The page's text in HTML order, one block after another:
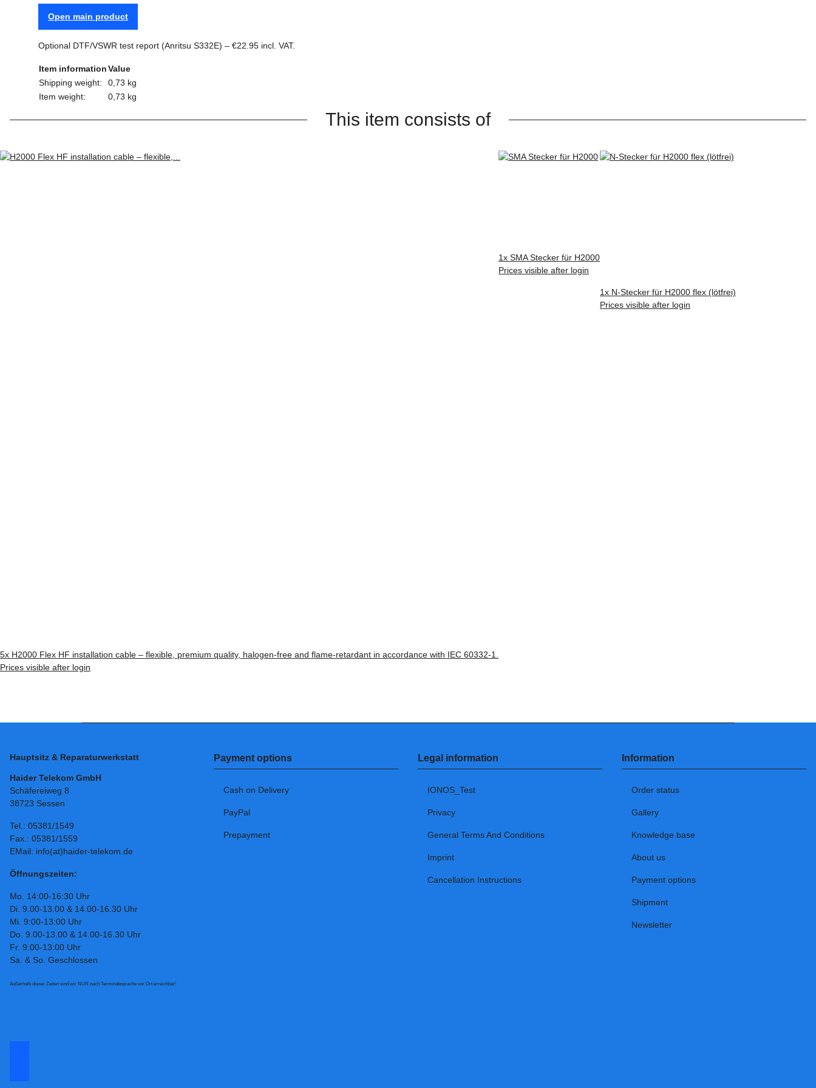
Open main product
Optional DTF/VSWR test report (Anritsu S332E) – €22.95 incl. VAT.
Item informationValue
Shipping weight:
0,73 kg
Item weight:
0,73 kg
This item consists of
5x H2000 Flex HF installation cable – flexible, premium quality, halogen-free and flame-retardant in accordance with IEC 60332-1.
Prices visible after login
1x SMA Stecker für H2000
Prices visible after login
1x N-Stecker für H2000 flex (lötfrei)
Prices visible after login
Hauptsitz & Reparaturwerkstatt
Haider Telekom GmbH
Schäfereiweg 8
38723 Sessen
Tel.: 05381/1549
Fax.: 05381/1559
EMail: info(at)haider-telekom.de
Öffnungszeiten:
Mo. 14:00-16:30 Uhr
Di. 9.00-13.00 & 14.00-16.30 Uhr
Mi. 9:00-13:00 Uhr
Do. 9.00-13.00 & 14.00-16.30 Uhr
Fr. 9:00-13:00 Uhr
Sa. & So. Geschlossen
Außerhalb dieser Zeiten sind wir NUR nach Terminabsprache vor Ort erreichbar!
Payment options
Cash on Delivery
PayPal
Prepayment
Legal information
IONOS_Test
Privacy
General Terms And Conditions
Imprint
Cancellation Instructions
Information
Order status
Gallery
Knowledge base
About us
Payment options
Shipment
Newsletter